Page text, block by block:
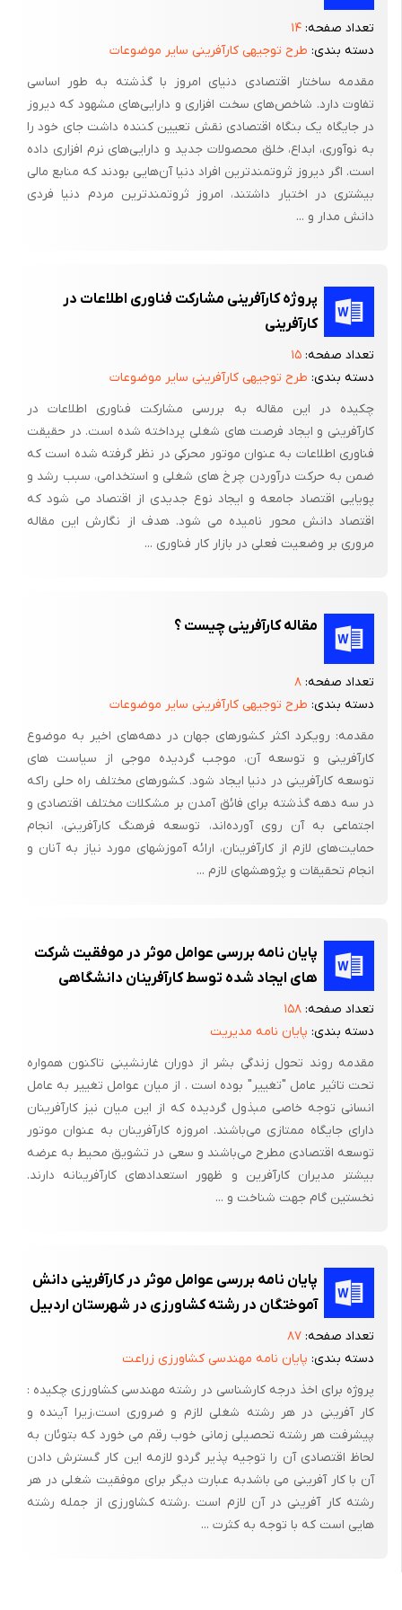
مرحله دیگر را اتصالات بحرانی نامیده‌اند. به نظر آنها اگر اتصالات بحرانی
تبدیل جنین بنگاه مشتقه به یک بنگاه مشتقه بالغ با بازدهی پایدار،
بایستی این اتصالات از میان بر داشته شوند.
آنها همچنین نشان داده‌اند که ماهیت اتصالات بحرانی در مراحل
مختلف متفاوت است و عموما به دلیل نقص در سرمایه اجتماعی،
ضعف منابع و ناکافی بودن ظرفیت‌های داخلی به وجود می‌آیند. این
عوامل در تعامل با یکدیگر مانع شکل گیری فرایند ایجاد ارزش اقتصادی
با توجه به مباحث بالا، در مقاله حاضر فرایند کارآفرینی مبتنی بر علم
به عنوان یک فرایند ماتریسی با خواص یادگیری پویا، در نظر گرفته
می‌شود. ستون‌های ماتریس پیشرفت فعالیت در طول زمان و سطرهای
آن تفکر و بازاندیشی در رابطه فعالیت‌ها در یک مقطع را نشان
می‌دهند. بنابراین، در فرایندی با ساختار ماتریسی، مرحله کارآفرینی
جایگاهی ندارد و درایه ماتریس کارآفرینی، جایگزین مرحله کارآفرینی
می‌شود. هر درایه از مجموعه فعالیت‌ها و تصمیمات و اقدامات
مشخص تشکیل شده است که در طول زمان انجام می شود. بنابراین
هر یک از این درایه‌های کارآفرینی کارکرد خاص خود را در ماتریس
کارآفرینی دارند و تابعی از یک سری عوامل فردی، سازمانی و محیطی
هستند. در یک مفهوم پیشرفته این درایه را نرون و ماتریس کارآفرینی
ماتریس کارآفرینی مبتنی بر علم مورد نظر در این مقاله، بیست و پنج
درایه دارد. از این بیست و پنج درایه اصلی و مابقی کمکی هستند.
اصلی قرار دارند و آنها را از نظر دانش پیشین، اطلاعاتی وآینده نگری
تحقیقات علمی است (درایه 11)، دومی درایه اصلی توسعه ایده است
که در موقعیت 22 قرار گرفته است. سومین درایه اصلی طراحی پروژه
کارآفرینی است که در موقعیت 33 قرار دارد. چهارمین درایه اصلی
تاسیس بنگاه مشتقه است که در موقعیت 44 جای گرفته است. در
نهایت پنجمین و آخرین درایه اصلی تقویت و تحکیم بازدهی است که
در موقعیت 55 قرار گرفته است. در درایه اصلی دوم از میان انبوه
سوم ابتدا ایده‌ها بررسی می‌شوند، سپس بهترین و محتمل ترین آنها
به پروژه‌های کارآفرینی عینی تبدیل می‌شوند، در درایه اصلی چهارم
تبدیل می‌شوند (طراحی سازمانی) و در نهایت در درایه پنجم ارزش
می‌کند (بازدهی پایدار).
درایه‌های بیست و پنج گانه به طور شبکه‌ای به یکدیگر متصل
هستند. بازدهی اقتصادی پایدار وابسته به کیفیت بنگاه ایجاد شده و
اطلاعات و دانش پیشین دریافت شده از درایه‌های اصلی قبلی است،
کیفیت بنگاه ایجاد شده به کیفیت پروژه‌ های نهایی شده واطلاعات و
دانش دریافت شده از درایه‌های قبلی بستگی دارد، این خود وابسته به
دانشگاه است و در نهایت کیفیت دانش تولید شده وابسته آینده نگری
در رابطه با درایه اصلی بعدی است.
تعداد صفحه: ۱۴
دسته بندی: طرح توجیهی کارآفرینی سایر موضوعات
مقدمه ساختار اقتصادی دنیای امروز با گذشته به طور اساسی
تفاوت دارد. شاخص‌های سخت افزاری و دارایی‌های مشهود که دیروز
در جایگاه یک بنگاه اقتصادی نقش تعیین کننده داشت جای خود را
به نوآوری، ابداع، خلق محصولات جدید و دارایی‌های نرم افزاری داده
است. اگر دیروز ثروتمندترین افراد دنیا آن‌هایی بودند که منابع مالی
بیشتری در اختیار داشتند، امروز ثروتمندترین مردم دنیا فردی
دانش مدار و ...
پروژه کارآفرینی مشارکت فناوری اطلاعات در
کارآفرینی
تعداد صفحه: ۱۵
دسته بندی: طرح توجیهی کارآفرینی سایر موضوعات
چکیده در این مقاله به بررسی مشارکت فناوری اطلاعات در
کارآفرینی و ایجاد فرصت های شغلی پرداخته شده است. در حقیقت
فناوری اطلاعات به عنوان موتور محرکی در نظر گرفته شده است که
ضمن به حرکت درآوردن چرخ های شغلی و استخدامی، سبب رشد و
پویایی اقتصاد جامعه و ایجاد نوع جدیدی از اقتصاد می شود که
اقتصاد دانش محور نامیده می شود. هدف از نگارش این مقاله
مروری بر وضعیت فعلی در بازار کار فناوری ...
مقاله کارآفرینی چیست ؟
تعداد صفحه: ۸
دسته بندی: طرح توجیهی کارآفرینی سایر موضوعات
مقدمه: رویکرد اکثر کشورهای جهان در دهه‌های اخیر به موضوع
کارآفرینی و توسعه آن، موجب گردیده‌ موجی از سیاست های
توسعه کارآفرینی در دنیا ایجاد شود. کشورهای مختلف راه حلی راکه
در سه دهه گذشته برای فائق آمدن بر مشکلات مختلف اقتصادی و
اجتماعی به آن روی آورده‌اند، توسعه فرهنگ کارآفرینی، انجام
حمایت‌های لازم از کارآفرینان، ارائه آموزشهای مورد نیاز به آنان و
انجام تحقیقات و پژوهشهای لازم ...
پایان نامه بررسی عوامل موثر در موفقیت شرکت
های ایجاد شده توسط کارآفرینان دانشگاهی
تعداد صفحه: ۱۵۸
دسته بندی: پایان نامه مدیریت
مقدمه روند تحول زندگی بشر از دوران غارنشینی تاکنون همواره
تحت تاثیر عامل "تغییر" بوده است . از میان عوامل تغییر به عامل
انسانی توجه خاصی مبذول گردیده که از این میان نیز کارآفرینان
دارای جایگاه ممتازی می‌باشند. امروزه کارآفرینان به عنوان موتور
توسعه اقتصادی مطرح می‌باشند و سعی در تشویق محیط به عرضه
بیشتر مدیران کارآفرین و ظهور استعدادهای کارآفرینانه دارند.
نخستین گام جهت شناخت و ...
پایان نامه بررسی عوامل موثر در کارآفرینی دانش
آموختگان در رشته کشاورزی در شهرستان اردبیل
تعداد صفحه: ۸۷
دسته بندی: پایان نامه مهندسی کشاورزی زراعت
پروژه برای اخذ درجه کارشناسی در رشته مهندسی کشاورزی چکیده :
کار آفرینی در هر رشته شغلی لازم و ضروری است،زیرا آینده و
پیشرفت هر رشته تحصیلی زمانی خوب رقم می خورد که بتوئان به
لحاظ اقتصادی آن را توجیه پذیر گردو لازمه این کار گسترش دادن
آن با کار آفرینی می باشدبه عبارت دیگر برای موفقیت شغلی در هر
رشته کار آفرینی در آن لازم است .رشته کشاورزی از جمله رشته
هایی است که با توجه به کثرت ...